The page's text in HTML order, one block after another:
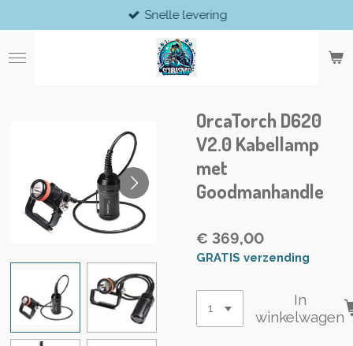
direct
naar
de
Snelle levering
OrcaTorch D620
V2.0 Kabellamp
met
Goodmanhandle
€ 369,00
GRATIS verzending
In
winkelwagen